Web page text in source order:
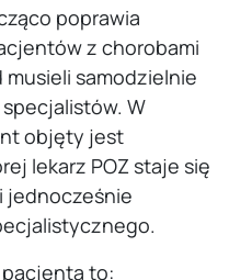
poprawia
z chorobami
samodzielnie
W
objęty jest
lekarz POZ staje się
jednocześnie
to: